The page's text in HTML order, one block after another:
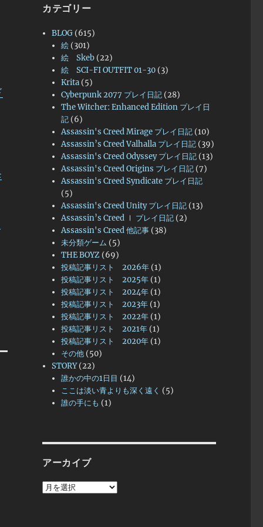
カテゴリー
BLOG (615)
絵 (301)
絵 Skeb (22)
絵 SCI-FI OUTFIT 01-30 (3)
Krita (5)
Cyberpunk 2077 プレイ日記 (28)
The Witcher: Enhanced Edition プレイ日
記 (6)
Assassin's Creed Mirage プレイ日記 (10)
Assassin’s Creed Valhalla プレイ日記 (39)
Assassin's Creed Odyssey プレイ日記 (13)
Assassin's Creed Origins プレイ日記 (7)
Assassin's Creed Syndicate プレイ日記
(5)
Assassin's Creed Unity プレイ日記 (13)
Assassin’s Creed Ⅰ プレイ日記 (2)
Assassin's Creed 他記事 (38)
未分類ゲーム (5)
THE BOYZ (69)
投稿記事リスト 2026年 (1)
投稿記事リスト 2025年 (1)
投稿記事リスト 2024年 (1)
投稿記事リスト 2023年 (1)
投稿記事リスト 2022年 (1)
投稿記事リスト 2021年 (1)
投稿記事リスト 2020年 (1)
その他 (50)
STORY(22)
誰かの中の1日目 (14)
ここは淡い青よりも深く遠く (5)
誰の手にも (1)
アーカイブ
ア